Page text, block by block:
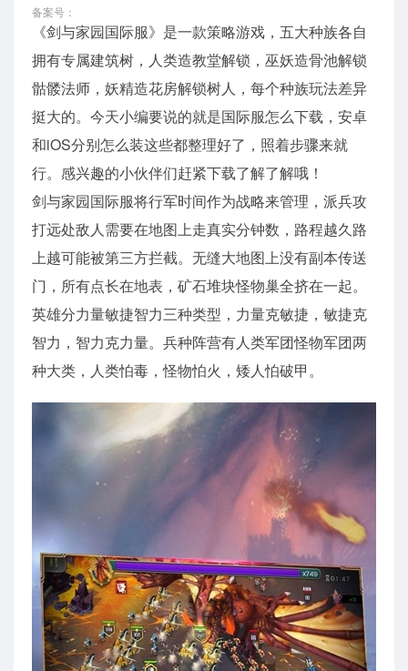
备案号：
《剑与家园国际服》是一款策略游戏，五大种族各自
拥有专属建筑树，人类造教堂解锁，巫妖造骨池解锁
骷髅法师，妖精造花房解锁树人，每个种族玩法差异
挺大的。今天小编要说的就是国际服怎么下载，安卓
和iOS分别怎么装这些都整理好了，照着步骤来就
行。感兴趣的小伙伴们赶紧下载了解了解哦！
剑与家园国际服将行军时间作为战略来管理，派兵攻
打远处敌人需要在地图上走真实分钟数，路程越久路
上越可能被第三方拦截。无缝大地图上没有副本传送
门，所有点长在地表，矿石堆块怪物巢全挤在一起。
英雄分力量敏捷智力三种类型，力量克敏捷，敏捷克
智力，智力克力量。兵种阵营有人类军团怪物军团两
种大类，人类怕毒，怪物怕火，矮人怕破甲。